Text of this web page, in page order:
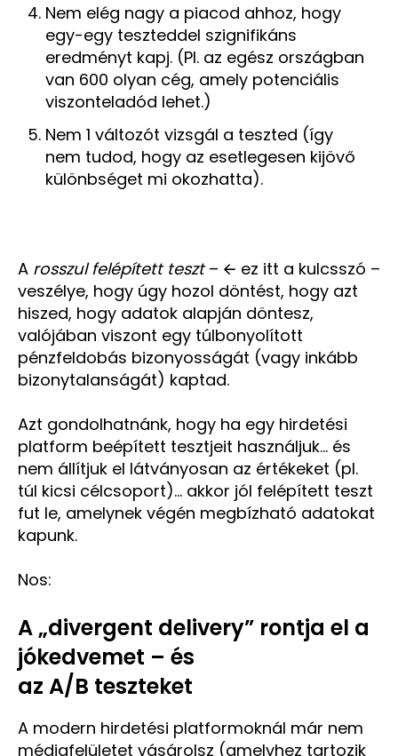
Nem elég nagy a piacod ahhoz, hogy
egy-egy teszteddel szignifikáns
eredményt kapj. (Pl. az egész országban
van 600 olyan cég, amely potenciális
viszonteladód lehet.)
Nem 1 változót vizsgál a teszted (így
nem tudod, hogy az esetlegesen kijövő
különbséget mi okozhatta).
A rosszul felépített teszt – 🡨 ez itt a kulcsszó –
veszélye, hogy úgy hozol döntést, hogy azt
hiszed, hogy adatok alapján döntesz,
valójában viszont egy túlbonyolított
pénzfeldobás bizonyosságát (vagy inkább
bizonytalanságát) kaptad.
Azt gondolhatnánk, hogy ha egy hirdetési
platform beépített tesztjeit használjuk… és
nem állítjuk el látványosan az értékeket (pl.
túl kicsi célcsoport)… akkor jól felépített teszt
fut le, amelynek végén megbízható adatokat
kapunk.
Nos:
A „divergent delivery” rontja el a
jókedvemet – és
az A/B teszteket
A modern hirdetési platformoknál már nem
médiafelületet vásárolsz (amelyhez tartozik